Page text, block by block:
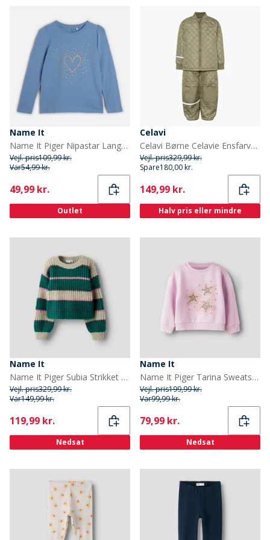
Name It
Name It Piger Nipastar Langærmet Top Endless Sky
Vejl. pris109,99 kr.
Var54,99 kr.
Current
49,99 kr.
Outlet
Celavi
Celavi Børne Celavie Ensfarvet Basis Termosæt Khaki
Vejl. pris329,99 kr.
Spare180,00 kr.
Current
149,99 kr.
Halv pris eller mindre
Name It
Name It Piger Subia Strikket Sweater Aventurine
Vejl. pris329,99 kr.
Var149,99 kr.
Current
119,99 kr.
Nedsat
Name It
Name It Piger Tarina Sweatshirt Pirouette
Vejl. pris199,99 kr.
Var99,99 kr.
Current
79,99 kr.
Nedsat